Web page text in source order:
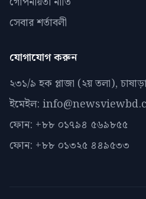
সেবার শর্তাবলী
যোগাযোগ করুন
২৩১/৯ হক প্লাজা (২য় তলা),
ইমেইল:
ফোন: +৮৮ ০১৭৯৪ ৫৬৯৮৫৫
ফোন: +৮৮ ০১৩২৫ ৪৪৯৫৩৩